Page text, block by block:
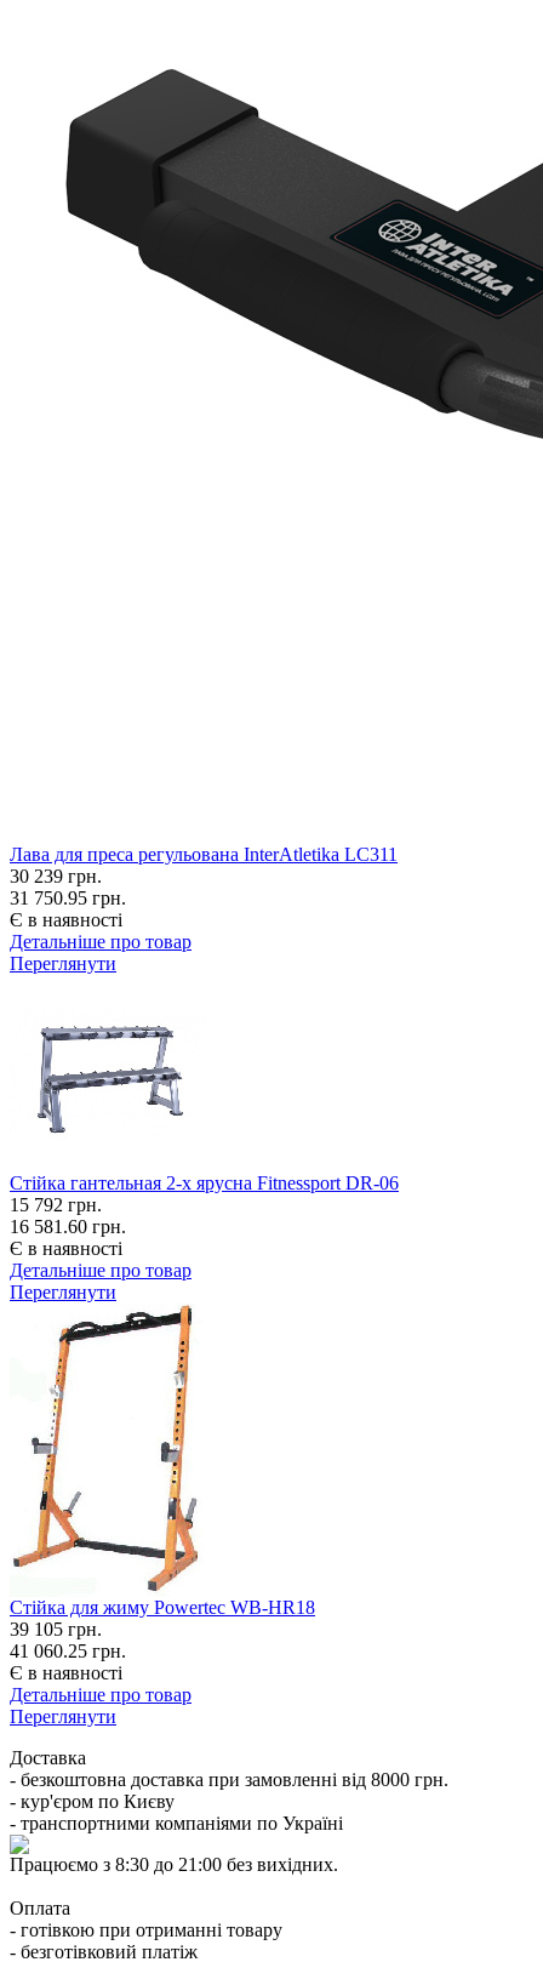
Лава для преса регульована InterAtletika LC311
30 239 грн.
31 750.95 грн.
Є в наявності
Детальніше про товар
Переглянути
Стійка гантельная 2-х ярусна Fitnessport DR-06
15 792 грн.
16 581.60 грн.
Є в наявності
Детальніше про товар
Переглянути
Стійка для жиму Powertec WB-HR18
39 105 грн.
41 060.25 грн.
Є в наявності
Детальніше про товар
Переглянути
Доставка
- безкоштовна доставка при замовленні від 8000 грн.
- кур'єром по Києву
- транспортними компаніями по Україні
Працюємо з 8:30 до 21:00 без вихідних.
Оплата
- готівкою при отриманні товару
- безготівковий платіж